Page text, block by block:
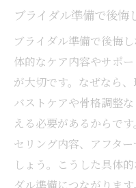
ブライダル準備で後悔
ブライダル準備で後悔
体的なケア内容やサポ
が大切です。なぜなら、
バストケアや骨格調整
える必要があるからで
セリング内容、アフタ
しょう。こうした具体
ダル準備につながります。